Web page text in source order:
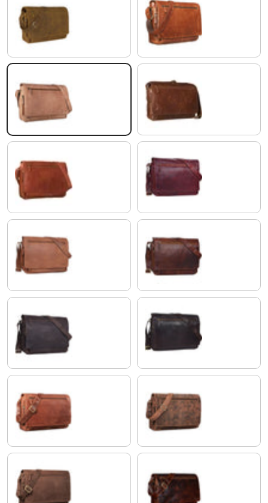
dijon - marron cognac - brillant
cognac - brun clair marron - antique
Cognac Marron rosso
selle - marron cognac - marron foncé
marron - foncé pâle ébène - marron
andorra - marron aneto - marron
veleta - marron bordeaux - marron